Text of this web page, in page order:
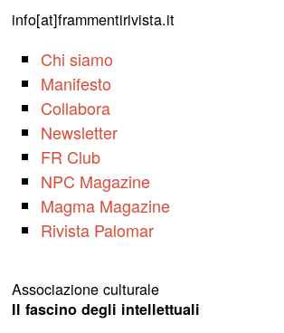
info[at]frammentirivista.it
Chi siamo
Manifesto
Collabora
Newsletter
FR Club
NPC Magazine
Magma Magazine
Rivista Palomar
Associazione culturale
Il fascino degli intellettuali